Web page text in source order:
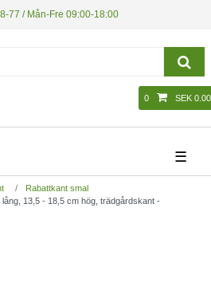
77 / Mån-Fre 09:00-18:00
0 SEK 0.00
☰
Rabattkant smal
13,5 - 18,5 cm hög, trädgårdskant -